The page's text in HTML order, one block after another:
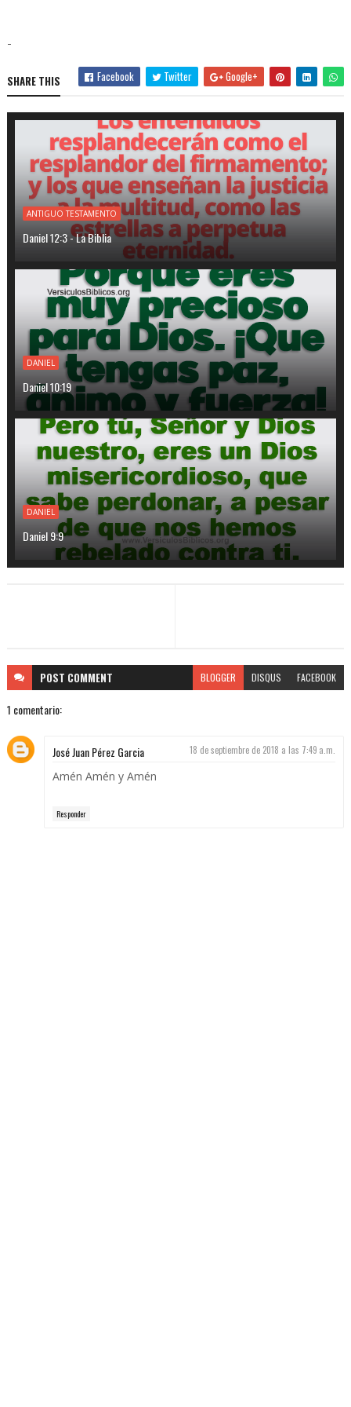
-
SHARE THIS Facebook Twitter Google+
ANTIGUO TESTAMENTO
Daniel 12:3 - La Biblia
DANIEL
Daniel 10:19
DANIEL
Daniel 9:9
POST COMMENT BLOGGER DISQUS FACEBOOK
1 comentario:
José Juan Pérez Garcia 18 de septiembre de 2018 a las 7:49 a.m.
Amén Amén y Amén
Responder